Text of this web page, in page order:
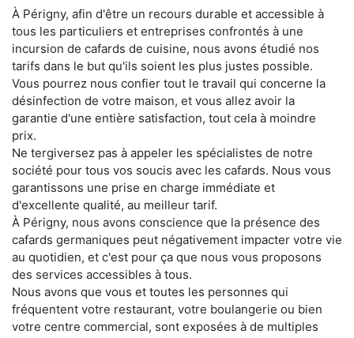
À Périgny, afin d'être un recours durable et accessible à
tous les particuliers et entreprises confrontés à une
incursion de cafards de cuisine, nous avons étudié nos
tarifs dans le but qu'ils soient les plus justes possible.
Vous pourrez nous confier tout le travail qui concerne la
désinfection de votre maison, et vous allez avoir la
garantie d'une entière satisfaction, tout cela à moindre
prix.
Ne tergiversez pas à appeler les spécialistes de notre
société pour tous vos soucis avec les cafards. Nous vous
garantissons une prise en charge immédiate et
d'excellente qualité, au meilleur tarif.
À Périgny, nous avons conscience que la présence des
cafards germaniques peut négativement impacter votre vie
au quotidien, et c'est pour ça que nous vous proposons
des services accessibles à tous.
Nous avons que vous et toutes les personnes qui
fréquentent votre restaurant, votre boulangerie ou bien
votre centre commercial, sont exposées à de multiples